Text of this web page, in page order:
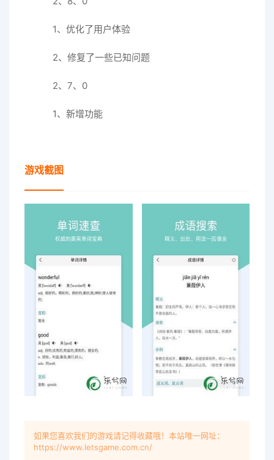
1、优化了用户体验
2、修复了一些已知问题
2、7、0
1、新增功能
游戏截图
如果您喜欢我们的游戏请记得收藏哦！本站唯一网址：
https://www.letsgame.com.cn/